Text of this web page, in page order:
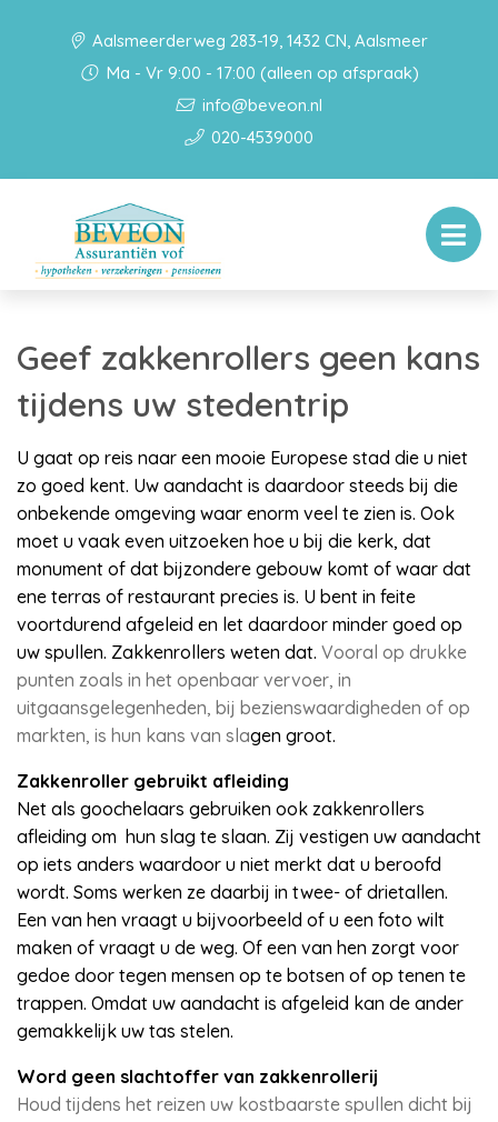
Aalsmeerderweg 283-19, 1432 CN, Aalsmeer
Ma - Vr 9:00 - 17:00 (alleen op afspraak)
info@beveon.nl
020-4539000
Geef zakkenrollers geen kans
tijdens uw stedentrip
U gaat op reis naar een mooie Europese stad die u niet
zo goed kent. Uw aandacht is daardoor steeds bij die
onbekende omgeving waar enorm veel te zien is. Ook
moet u vaak even uitzoeken hoe u bij die kerk, dat
monument of dat bijzondere gebouw komt of waar dat
ene terras of restaurant precies is. U bent in feite
voortdurend afgeleid en let daardoor minder goed op
uw spullen. Zakkenrollers weten dat. Vooral op drukke
punten zoals in het openbaar vervoer, in
uitgaansgelegenheden, bij bezienswaardigheden of op
markten, is hun kans van slagen groot.
Zakkenroller gebruikt afleiding
Net als goochelaars gebruiken ook zakkenrollers
afleiding om hun slag te slaan. Zij vestigen uw aandacht
op iets anders waardoor u niet merkt dat u beroofd
wordt. Soms werken ze daarbij in twee- of drietallen.
Een van hen vraagt u bijvoorbeeld of u een foto wilt
maken of vraagt u de weg. Of een van hen zorgt voor
gedoe door tegen mensen op te botsen of op tenen te
trappen. Omdat uw aandacht is afgeleid kan de ander
gemakkelijk uw tas stelen.
Word geen slachtoffer van zakkenrollerij
Houd tijdens het reizen uw kostbaarste spullen dicht bij